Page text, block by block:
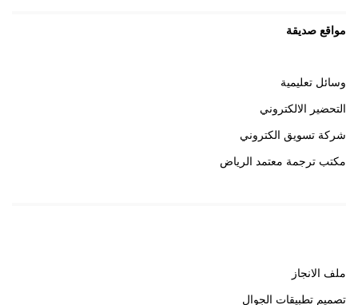
مواقع صديقة
وسائل تعليمية
التحضير الالكتروني
شركة تسويق الكتروني
مكتب ترجمة معتمد الرياض
ملف الانجاز
تصميم تطبيقات الجوال